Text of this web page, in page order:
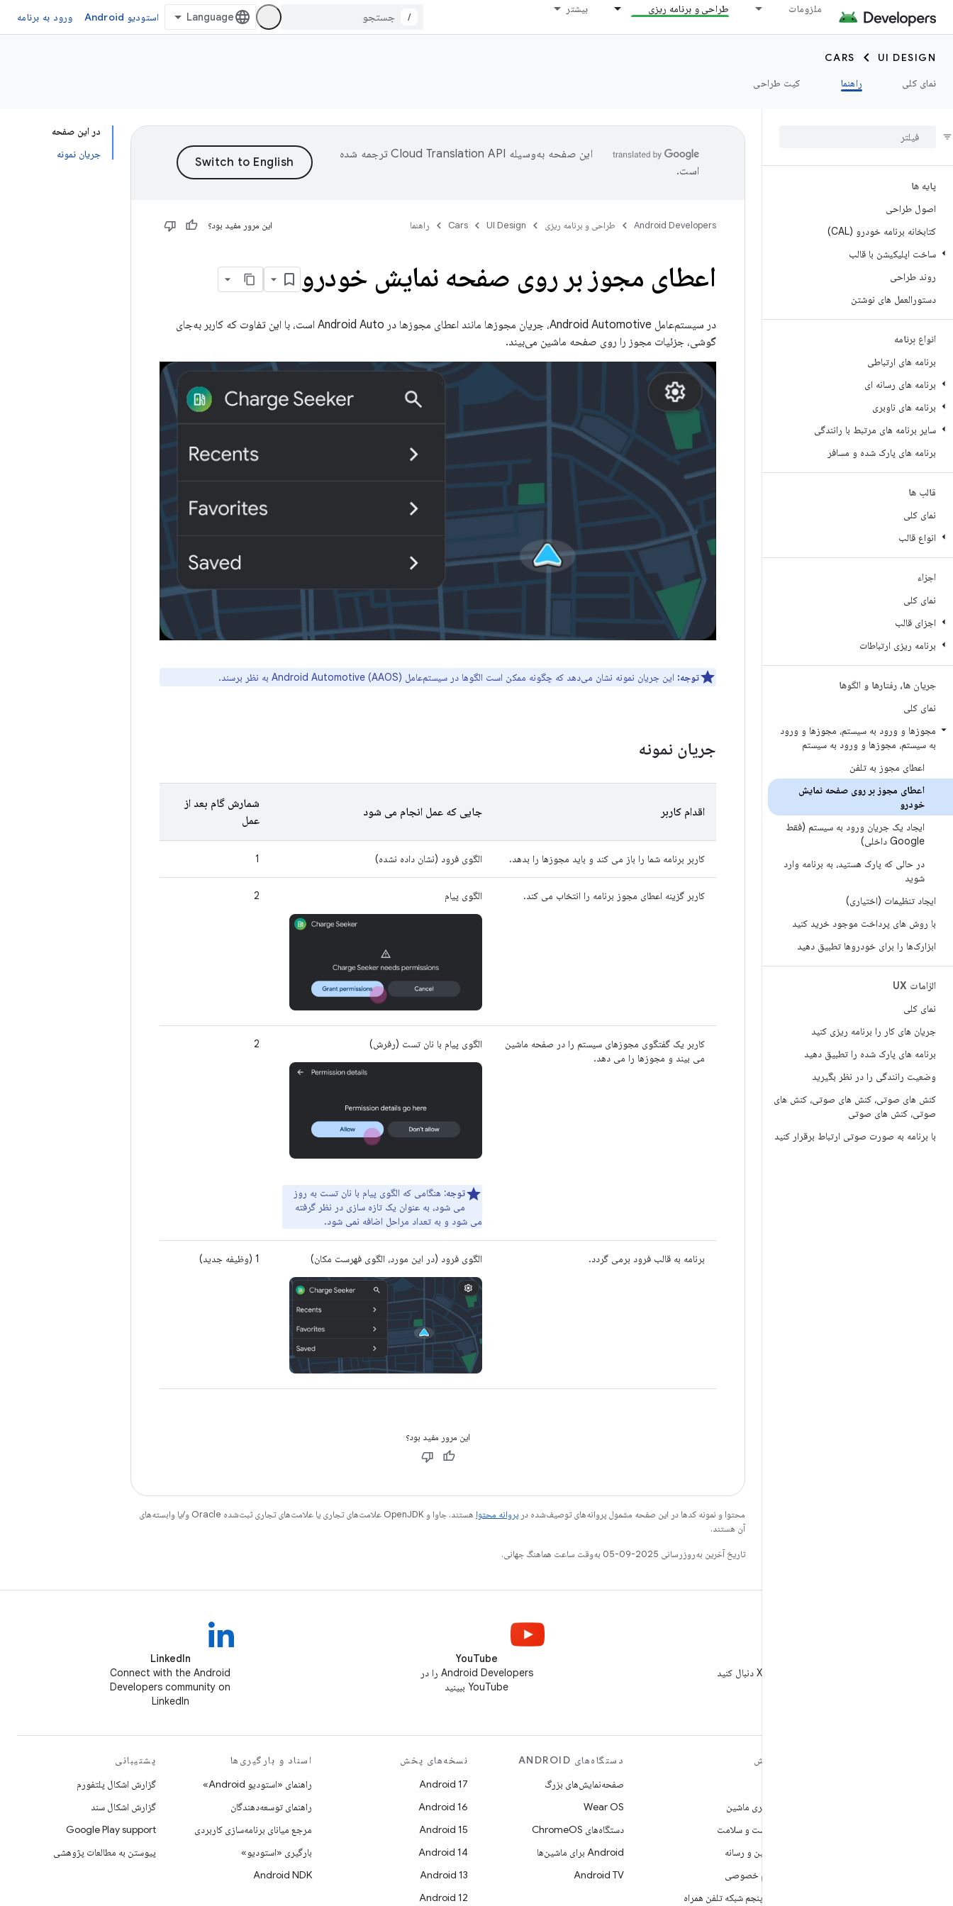
ملزومات طراحی و برنامه ریزی بیشتر
/ استودیو Android ورود به برنامه
UI DESIGN
CARS
نمای کلی
راهنما کیت طراحی
پایه ها
اصول طراحی
کتابخانه برنامه خودرو (CAL)
ساخت اپلیکیشن با قالب
روند طراحی
دستورالعمل های نوشتن
انواع برنامه
برنامه های ارتباطی
برنامه های رسانه ای
برنامه های ناوبری
سایر برنامه های مرتبط با رانندگی
برنامه های پارک شده و مسافر
قالب ها
نمای کلی
انواع قالب
اجزاء
نمای کلی
اجزای قالب
برنامه ریزی ارتباطات
جریان ها، رفتارها و الگوها
نمای کلی
مجوزها و ورود به سیستم، مجوزها و ورود
به سیستم، مجوزها و ورود به سیستم
اعطای مجوز به تلفن
اعطای مجوز بر روی صفحه نمایش
خودرو
ایجاد یک جریان ورود به سیستم (فقط
Google داخلی)
در حالی که پارک هستید، به برنامه وارد
شوید
ایجاد تنظیمات (اختیاری)
با روش های پرداخت موجود خرید کنید
ابزارک‌ها را برای خودروها تطبیق دهید
الزامات UX
نمای کلی
جریان های کار را برنامه ریزی کنید
برنامه های پارک شده را تطبیق دهید
وضعیت رانندگی را در نظر بگیرید
کنش های صوتی، کنش های صوتی، کنش های
صوتی، کنش های صوتی
با برنامه به صورت صوتی ارتباط برقرار کنید
در این صفحه
جریان نمونه
این صفحه به‌وسیله
ترجمه شده
است.
Android Developers طراحی و برنامه ریزی UI Design
Cars راهنما این مرور مفید بود؟
اعطای مجوز بر روی صفحه نمایش خودرو
در سیستم‌عامل Android Automotive، جریان مجوزها مانند اعطای مجوزها در Android Auto است، با این تفاوت که کاربر به‌جای
گوشی، جزئیات مجوز را روی صفحه ماشین می‌بیند.
توجه: این جریان نمونه نشان می‌دهد که چگونه ممکن است الگوها در سیستم‌عامل Android Automotive (AAOS) به نظر برسند.
جریان نمونه
اقدام کاربر جایی که عمل انجام می شود
شمارش گام بعد از
عمل
کاربر برنامه شما را باز می کند و باید مجوزها را بدهد. الگوی فرود (نشان داده نشده) 1
کاربر گزینه اعطای مجوز برنامه را انتخاب می کند. الگوی پیام 2
کاربر یک گفتگوی مجوزهای سیستم را در صفحه ماشین
می بیند و مجوزها را می دهد.
الگوی پیام با نان تست (رفرش)
توجه: هنگامی که الگوی پیام با نان تست به روز
می شود، به عنوان یک تازه سازی در نظر گرفته
می شود و به تعداد مراحل اضافه نمی شود.
2
برنامه به قالب فرود برمی گردد. الگوی فرود (در این مورد، الگوی فهرست مکان) 1 (وظیفه جدید)
این مرور مفید بود؟
محتوا و نمونه کدها در این صفحه مشمول پروانه‌های توصیف‌شده در پروانه محتوا
هستند. جاوا و OpenJDK علامت‌های تجاری یا علامت‌های تجاری ثبت‌شده Oracle و/یا وابسته‌های
آن هستند.
تاریخ آخرین به‌روزرسانی 2025-09-05 به‌وقت ساعت هماهنگ جهانی.
YouTube
Android Developers را در
YouTube ببینید
LinkedIn
Connect with the Android
Developers community on
LinkedIn
کاوش
یادگیری ماشین
بهداشت و سلامت
دوربین و رسانه
حریم خصوصی
نسل پنجم شبکه تلفن همراه
دستگاه‌های ANDROID
صفحه‌نمایش‌های بزرگ
Wear OS
دستگاه‌های ChromeOS
Android برای ماشین‌ها
Android TV
نسخه‌های پخش
Android 17
Android 16
Android 15
Android 14
Android 13
Android 12
اسناد و بارگیری‌ها
راهنمای «استودیو Android»
راهنمای توسعه‌دهندگان
مرجع میانای برنامه‌سازی کاربردی
بارگیری «استودیو»
Android NDK
پشتیبانی
گزارش اشکال پلتفورم
گزارش اشکال سند
Google Play support
پیوستن به مطالعات پژوهشی